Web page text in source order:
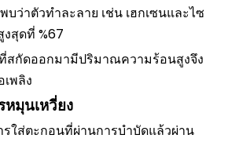
บว่าตัวทำละลาย เช่น เฮกเซนและไซ
สุดที่ %67
สกัดออกมามีปริมาณความร้อนสูงจึง
เพลิง
มุนเหวี่ยง
ใส่ตะกอนที่ผ่านการบำบัดแล้วผ่าน